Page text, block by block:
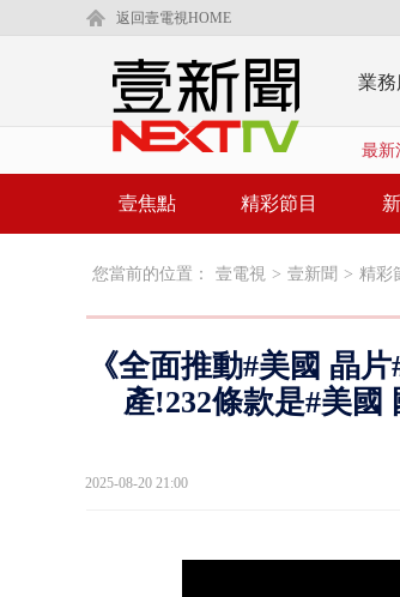
返回壹電視HOME
業務
最新
壹焦點 精彩節目
您當前的位置： 壹電視 > 壹新聞 > 精彩
《全面推動#美國 晶
產!232條款是#美國
2025-08-20 21:00